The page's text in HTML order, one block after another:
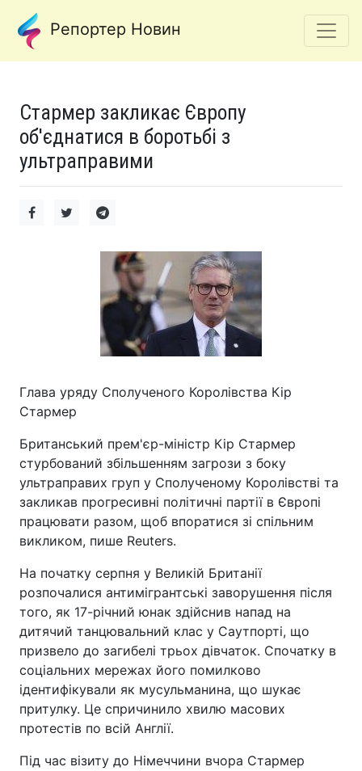
Репортер Новин
Стармер закликає Європу
об'єднатися в боротьбі з
ультраправими
Глава уряду Сполученого Королівства Кір
Стармер
Британський прем'єр-міністр Кір Стармер
стурбований збільшенням загрози з боку
ультраправих груп у Сполученому Королівстві та
закликав прогресивні політичні партії в Європі
працювати разом, щоб впоратися зі спільним
викликом, пише Reuters.
На початку серпня у Великій Британії
розпочалися антимігрантські заворушення після
того, як 17-річний юнак здійснив напад на
дитячий танцювальний клас у Саутпорті, що
призвело до загибелі трьох дівчаток. Спочатку в
соціальних мережах його помилково
ідентифікували як мусульманина, що шукає
притулку. Це спричинило хвилю масових
протестів по всій Англії.
Під час візиту до Німеччини вчора Стармер